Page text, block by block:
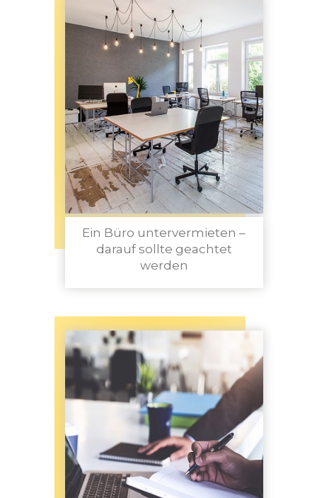
Ein Büro untervermieten –
darauf sollte geachtet
werden